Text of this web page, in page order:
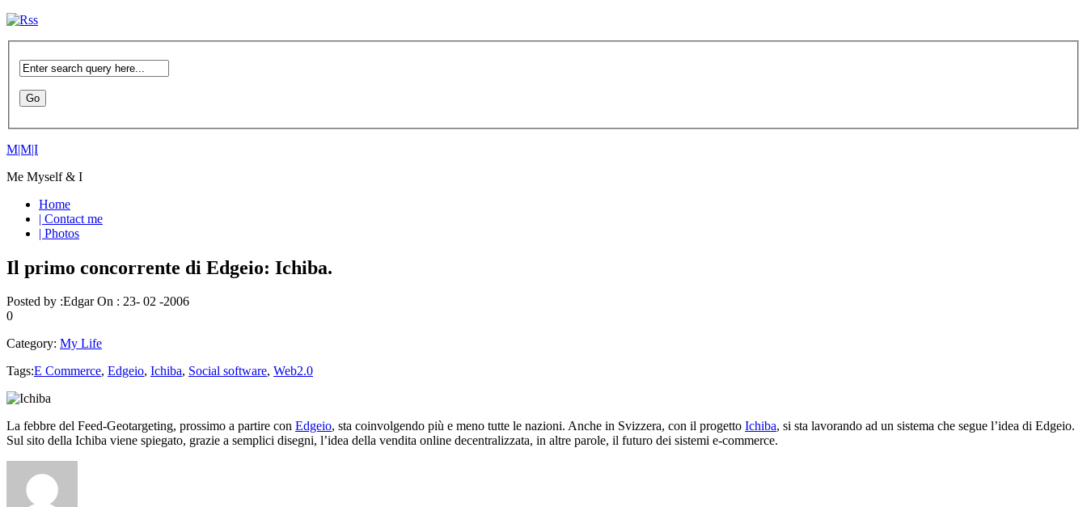
M|M|I
Me Myself & I
Home
| Contact me
| Photos
Il primo concorrente di Edgeio: Ichiba.
Posted by :EdgarOn : 23- 02 -2006
0
Category: My Life
Tags:E Commerce, Edgeio, Ichiba, Social software, Web2.0
La febbre del Feed-Geotargeting, prossimo a partire con Edgeio, sta coinvolgendo più e meno tutte le nazioni. Anche in Svizzera, con il progetto Ichiba, si sta lavorando ad un sistema che segue l’idea di Edgeio.
Sul sito della Ichiba viene spiegato, grazie a semplici disegni, l’idea della vendita online decentralizzata, in altre parole, il futuro dei sistemi e-commerce.